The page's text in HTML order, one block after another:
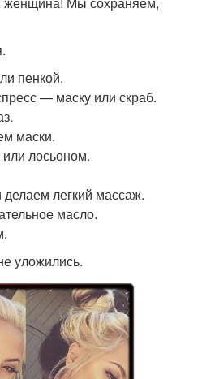
пенкой.
— маску или скраб.
маски.
лосьоном.
легкий массаж.
масло.
уложились.